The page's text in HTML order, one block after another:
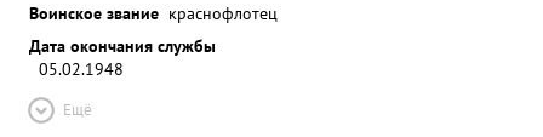
Воинское звание краснофлотец
Дата окончания службы
05.02.1948
Ещё